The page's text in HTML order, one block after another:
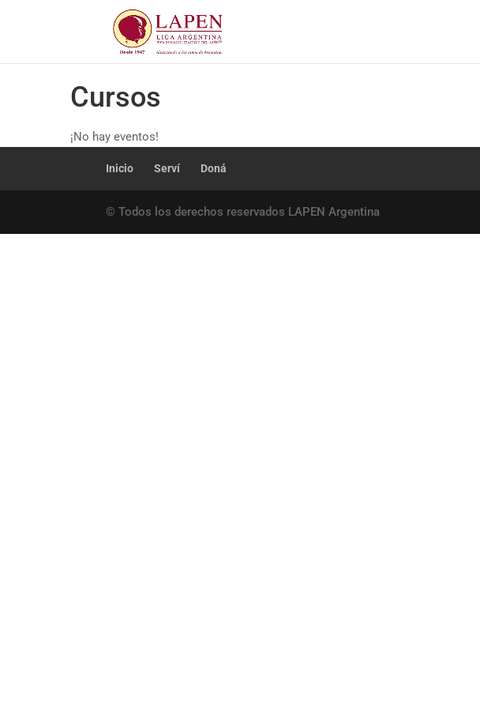
Cursos
¡No hay eventos!
Inicio Serví Doná
© Todos los derechos reservados LAPEN Argentina